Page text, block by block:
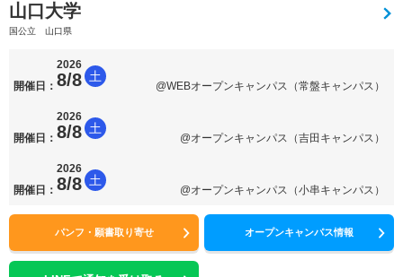
山口大学
国公立 山口県
開催日：
2026
8/8 土
@WEBオープンキャンパス（常盤キャンパス）
開催日：
2026
8/8 土
@オープンキャンパス（吉田キャンパス）
開催日：
2026
8/8 土
@オープンキャンパス（小串キャンパス）
パンフ・願書取り寄せ オープンキャンパス情報